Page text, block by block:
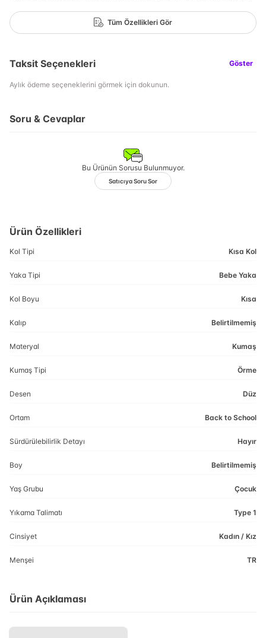
Tüm Özellikleri Gör
Taksit Seçenekleri Göster
Aylık ödeme seçeneklerini görmek için dokunun.
Soru & Cevaplar
Bu Ürünün Sorusu Bulunmuyor.
Satıcıya Soru Sor
Ürün Özellikleri
Kol Tipi Kısa Kol
Yaka Tipi Bebe Yaka
Kol Boyu Kısa
Kalıp Belirtilmemiş
Materyal Kumaş
Kumaş Tipi Örme
Desen Düz
Ortam Back to School
Sürdürülebilirlik Detayı Hayır
Boy Belirtilmemiş
Yaş Grubu Çocuk
Yıkama Talimatı Type 1
Cinsiyet Kadın / Kız
Menşei TR
Ürün Açıklaması